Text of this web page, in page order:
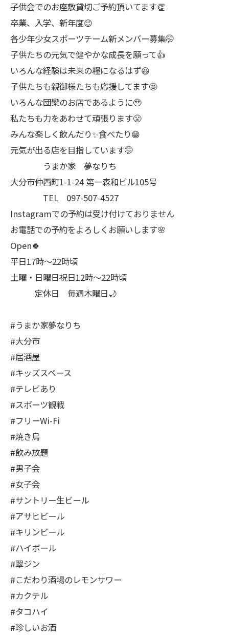
子供会でのお座敷貸切ご予約頂いてます👏
卒業、入学、新年度😉
各少年少女スポーツチーム新メンバー募集🤭
子供たちの元気で健やかな成長を願って👍
いろんな経験は未来の糧になるはず😆
子供たちも親御様たちも応援してます🤩
いろんな団欒のお店であるように🥹
私たちも力をあわせて頑張ります😤
みんな楽しく飲んだり✨食べたり😁
元気が出る店を目指しています🤭
うまか家 夢なりち
大分市仲西町1-1-24 第一森和ビル105号
TEL 097-507-4527
Instagramでの予約は受け付けておりません
お電話での予約をよろしくお願いします🌸
Open🍀
平日17時～22時頃
土曜・日曜日祝日12時〜22時頃
定休日 毎週木曜日🌙
#うまか家夢なりち
#大分市
#居酒屋
#キッズスペース
#テレビあり
#スポーツ観戦
#フリーWi-Fi
#焼き鳥
#飲み放題
#男子会
#女子会
#サントリー生ビール
#アサヒビール
#キリンビール
#ハイボール
#翠ジン
#こだわり酒場のレモンサワー
#カクテル
#タコハイ
#珍しいお酒